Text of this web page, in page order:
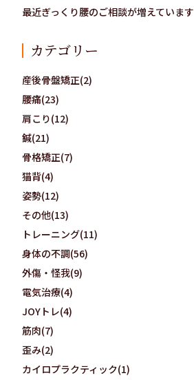
最近ぎっくり腰のご相談が増えています
カテゴリー
産後骨盤矯正(2)
腰痛(23)
肩こり(12)
鍼(21)
骨格矯正(7)
猫背(4)
姿勢(12)
その他(13)
トレーニング(11)
身体の不調(56)
外傷・怪我(9)
電気治療(4)
JOYトレ(4)
筋肉(7)
歪み(2)
カイロプラクティック(1)